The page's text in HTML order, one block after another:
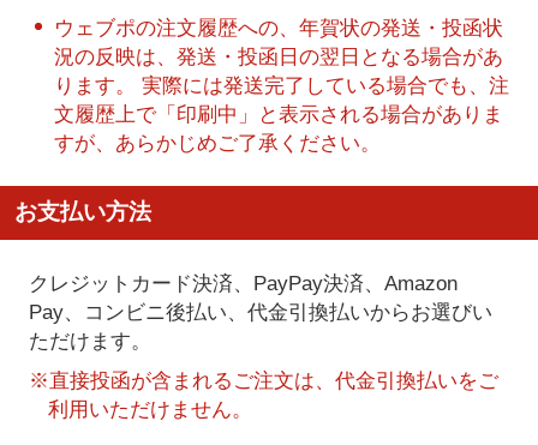
ウェブポの注文履歴への、年賀状の発送・投函状
況の反映は、発送・投函日の翌日となる場合があ
ります。 実際には発送完了している場合でも、注
文履歴上で「印刷中」と表示される場合がありま
すが、あらかじめご了承ください。
お支払い方法
クレジットカード決済、PayPay決済、Amazon
Pay、コンビニ後払い、代金引換払いからお選びい
ただけます。
※直接投函が含まれるご注文は、代金引換払いをご
利用いただけません。